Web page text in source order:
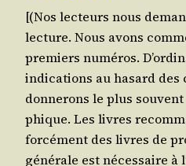
[(Nos lec­teurs nous
lec­ture. Nous avons
pre­miers numé­ros.
indi­ca­tions au hasard des
don­ne­rons le plus
phique. Les livres
for­cé­ment des livres de
géné­rale est néces­saire à